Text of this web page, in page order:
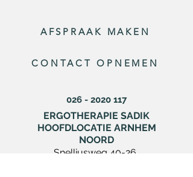
AFSPRAAK MAKEN
CONTACT OPNEMEN
026 - 2020 117
ERGOTHERAPIE SADIK
HOOFDLOCATIE ARNHEM
NOORD
Snelliusweg 40-26